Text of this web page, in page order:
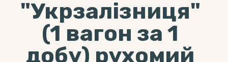
"Укрзалізниця"
(1 вагон за 1
добу) рухомий